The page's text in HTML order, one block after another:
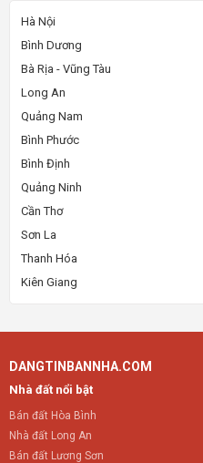
Hà Nội
Bình Dương
Bà Rịa - Vũng Tàu
Long An
Quảng Nam
Bình Phước
Bình Định
Quảng Ninh
Cần Thơ
Sơn La
Thanh Hóa
Kiên Giang
DANGTINBANNHA.COM
Nhà đất nổi bật
Bán đất Hòa Bình
Nhà đất Long An
Bán đất Lương Sơn